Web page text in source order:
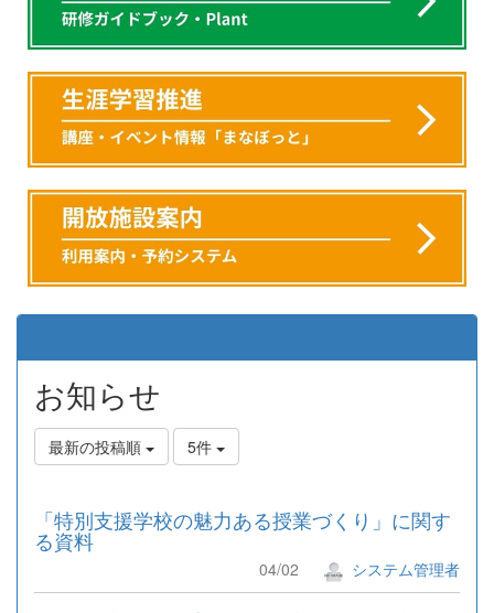
お知らせ
最新の投稿順 5件
「特別支援学校の魅力ある授業づくり」に関す
る資料
04/02 システム管理者